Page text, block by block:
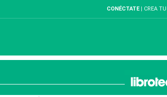
CONÉCTATE CREA